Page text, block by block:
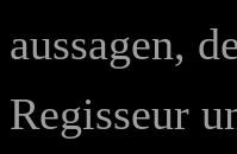
aussagen,
Regisseur